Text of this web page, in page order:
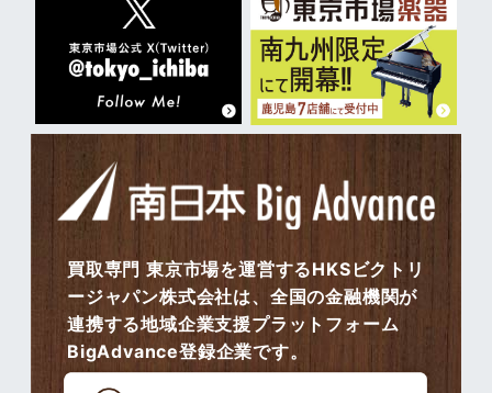
買取専門 東京市場を運営するHKSビクトリ
ージャパン株式会社は、全国の金融機関が
連携する地域企業支援プラットフォーム
BigAdvance登録企業です。